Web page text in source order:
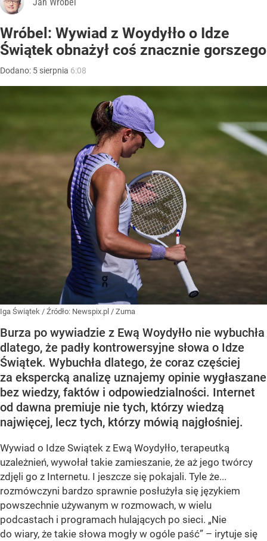
Wróbel: Wywiad z Woydyłło o Idze
Świątek obnażył coś znacznie gorszego
Dodano: 5 sierpnia 6:08
Iga Świątek / Źródło: Newspix.pl / Zuma
Burza po wywiadzie z Ewą Woydyłło nie wybuchła
dlatego, że padły kontrowersyjne słowa o Idze
Świątek. Wybuchła dlatego, że coraz częściej
za ekspercką analizę uznajemy opinie wygłaszane
bez wiedzy, faktów i odpowiedzialności. Internet
od dawna premiuje nie tych, którzy wiedzą
najwięcej, lecz tych, którzy mówią najgłośniej.
Wywiad o Idze Swiątek z Ewą Woydyłło, terapeutką
uzależnień, wywołał takie zamieszanie, że aż jego twórcy
zdjęli go z Internetu. I jeszcze się pokajali. Tyle że...
rozmówczyni bardzo sprawnie posłużyła się językiem
powszechnie używanym w rozmowach, w wielu
podcastach i programach hulających po sieci. „Nie
do wiary, że takie słowa mogły w ogóle paść” – irytuje się